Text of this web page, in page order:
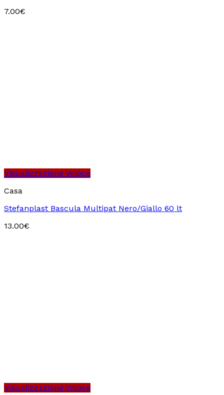
7.00€
Visualizzazione Veloce
Casa
Stefanplast Bascula Multipat Nero/Giallo 60 lt
13.00€
Visualizzazione Veloce